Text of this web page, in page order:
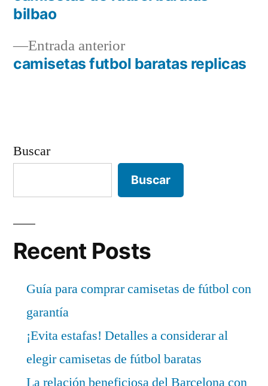
Navegación
entradas
Entrada anteriorEntrada
anterior:
camisetas futbol baratas replicas
bilbao
Buscar
Buscar
Recent Posts
Guía para comprar camisetas de fútbol con
garantía
¡Evita estafas! Detalles a considerar al
elegir camisetas de fútbol baratas
La relación beneficiosa del Barcelona con